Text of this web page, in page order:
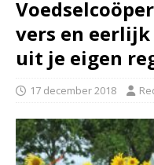
vers en
uit je eigen
17 december 2018